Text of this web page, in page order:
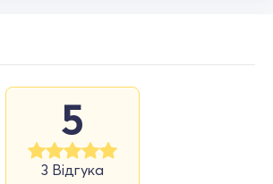
5
3 Відгука